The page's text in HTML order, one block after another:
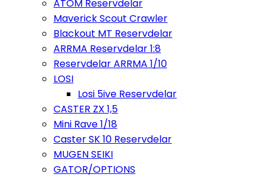
ATOM Reservdelar
Maverick Scout Crawler
Blackout MT Reservdelar
ARRMA Reservdelar 1:8
Reservdelar ARRMA 1/10
LOSI
Losi 5ive Reservdelar
CASTER ZX 1,5
Mini Rave 1/18
Caster SK 10 Reservdelar
MUGEN SEIKI
GATOR/OPTIONS